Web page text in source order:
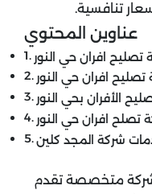
تنافسية.
عناوين المحتوي
تصليح افران حي النور
افران حي النور
الأفران بحي النور
تصلح افران حي النور
شركة المجد كلين
شركة متخصصة تقدم